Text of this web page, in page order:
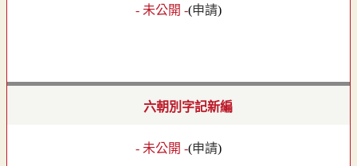
- 未公開 -(申請)
六朝別字記新編
- 未公開 -(申請)